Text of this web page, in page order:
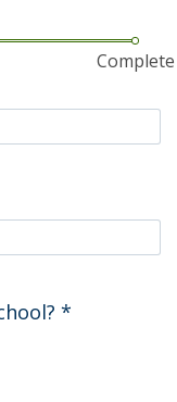
Complete
*